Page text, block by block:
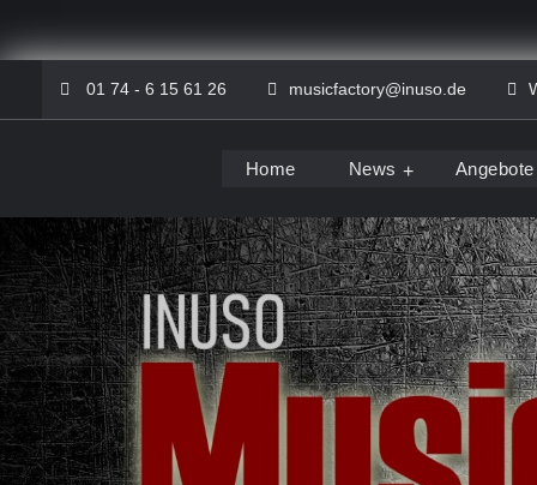
content
01 74 - 6 15 61 26 musicfactory@inuso.de
Home News Angebote